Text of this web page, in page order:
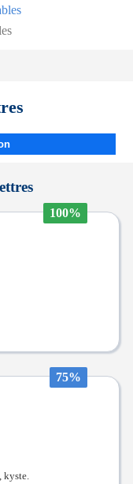
100%
75%
kyste.